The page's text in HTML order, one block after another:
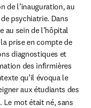
de l’inauguration, au
psychiatrie. Dans
au sein de l’hôpital
prise en compte de
diagnostiques et
des infirmières
qu’il évoqua le
aux étudiants des
Le mot était né, sans